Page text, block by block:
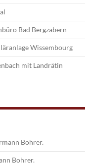
Bad Bergzabern
Wissembourg
mit Landrätin
Bohrer.
Bohrer.